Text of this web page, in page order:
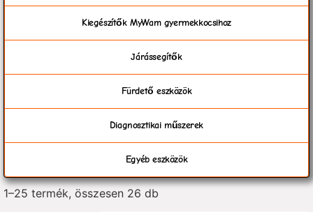
Kiegészítők MyWam gyermekkocsihoz
Járássegítők
Fürdető eszközök
Diagnosztikai műszerek
Egyéb eszközök
1–25 termék, összesen 26 db